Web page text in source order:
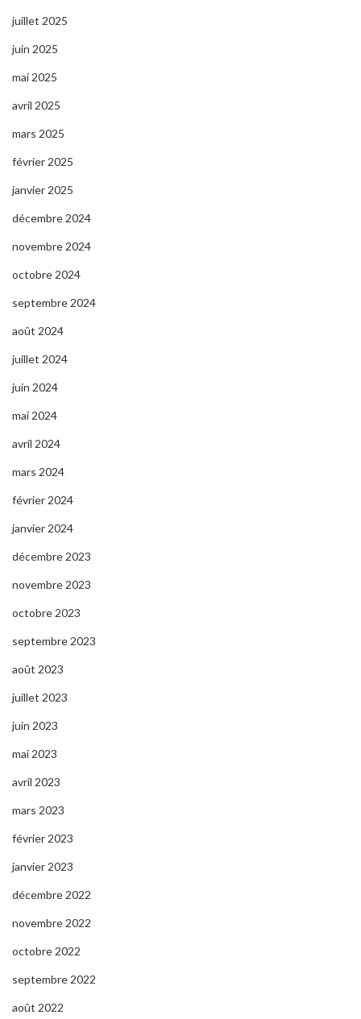
juillet 2025
juin 2025
mai 2025
avril 2025
mars 2025
février 2025
janvier 2025
décembre 2024
novembre 2024
octobre 2024
septembre 2024
août 2024
juillet 2024
juin 2024
mai 2024
avril 2024
mars 2024
février 2024
janvier 2024
décembre 2023
novembre 2023
octobre 2023
septembre 2023
août 2023
juillet 2023
juin 2023
mai 2023
avril 2023
mars 2023
février 2023
janvier 2023
décembre 2022
novembre 2022
octobre 2022
septembre 2022
août 2022